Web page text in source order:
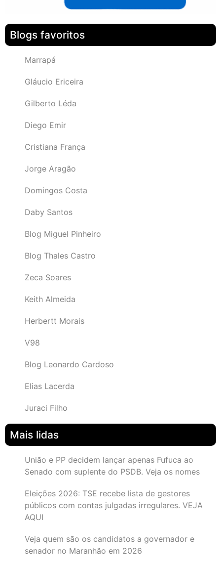
Blogs favoritos
Marrapá
Gláucio Ericeira
Gilberto Léda
Diego Emir
Cristiana França
Jorge Aragão
Domingos Costa
Daby Santos
Blog Miguel Pinheiro
Blog Thales Castro
Zeca Soares
Keith Almeida
Herbertt Morais
V98
Blog Leonardo Cardoso
Elias Lacerda
Juraci Filho
Mais lidas
União e PP decidem lançar apenas Fufuca ao
Senado com suplente do PSDB. Veja os nomes
Eleições 2026: TSE recebe lista de gestores
públicos com contas julgadas irregulares. VEJA
AQUI
Veja quem são os candidatos a governador e
senador no Maranhão em 2026